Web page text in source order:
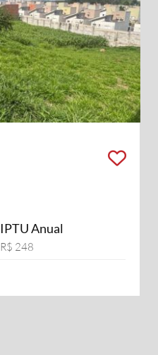
IPTU Anual
R$ 248